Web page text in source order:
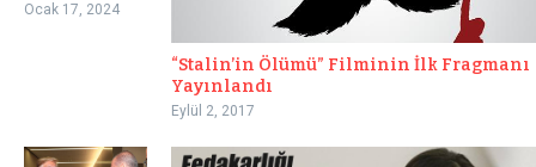
Ocak 17, 2024
“Stalin’in Ölümü” Filminin İlk Fragmanı
Yayınlandı
Eylül 2, 2017